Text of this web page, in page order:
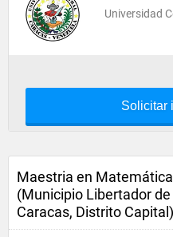
Universidad
Solicitar
Maestria en Matemática
(Municipio Libertador de
Caracas, Distrito Capital)